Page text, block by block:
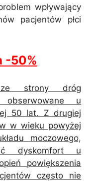
wpływający
pacjentów płci
-50%
ze strony dróg
u
50 lat. Z drugiej
w wieku powyżej
moczowego,
dyskomfort u
powiększenia
często nie